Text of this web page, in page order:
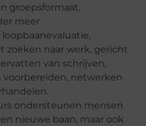
groepsformaat.
meer
zoeken naar werk, gericht
van schrijven,
netwerken
ondersteunen mensen
nieuwe baan, maar ook